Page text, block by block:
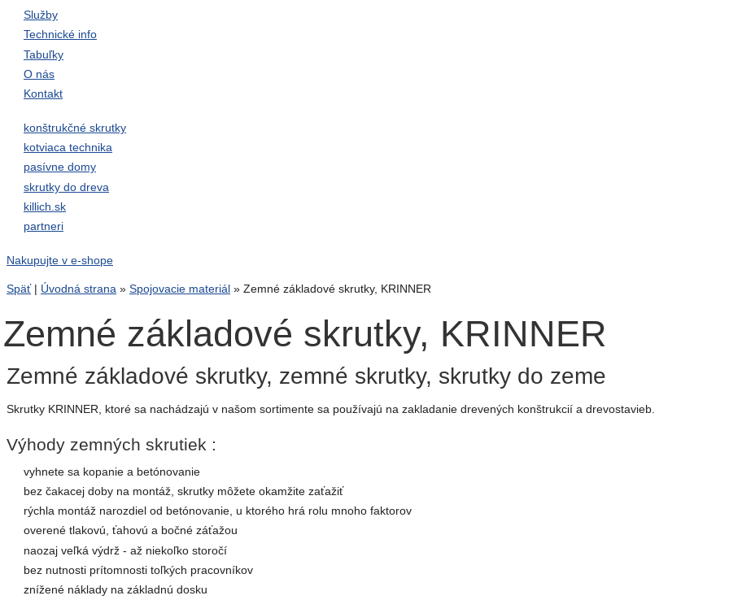
Služby
Technické info
Tabuľky
O nás
Kontakt
konštrukčné skrutky
kotviaca technika
pasívne domy
skrutky do dreva
killich.sk
partneri
Nakupujte v e-shope
Späť| Úvodná strana » Spojovacie materiál » Zemné základové skrutky, KRINNER
Zemné základové skrutky, KRINNER
Zemné základové skrutky, zemné skrutky, skrutky do zeme
Skrutky KRINNER, ktoré sa nachádzajú v našom sortimente sa používajú na zakladanie drevených konštrukcií a drevostavieb.
Výhody zemných skrutiek :
vyhnete sa kopanie a betónovanie
bez čakacej doby na montáž, skrutky môžete okamžite zaťažiť
rýchla montáž narozdiel od betónovanie, u ktorého hrá rolu mnoho faktorov
overené tlakovú, ťahovú a bočné záťažou
naozaj veľká výdrž - až niekoľko storočí
bez nutnosti prítomnosti toľkých pracovníkov
znížené náklady na základnú dosku